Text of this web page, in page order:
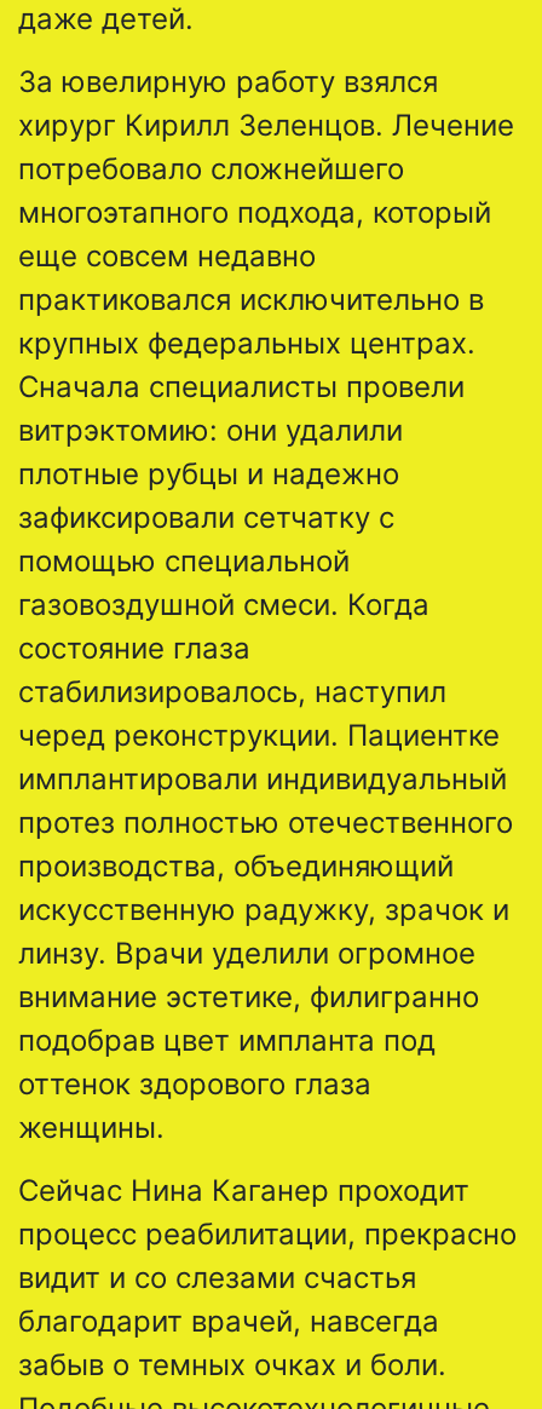
даже детей.
За ювелирную работу взялся
хирург Кирилл Зеленцов. Лечение
потребовало сложнейшего
многоэтапного подхода, который
еще совсем недавно
практиковался исключительно в
крупных федеральных центрах.
Сначала специалисты провели
витрэктомию: они удалили
плотные рубцы и надежно
зафиксировали сетчатку с
помощью специальной
газовоздушной смеси. Когда
состояние глаза
стабилизировалось, наступил
черед реконструкции. Пациентке
имплантировали индивидуальный
протез полностью отечественного
производства, объединяющий
искусственную радужку, зрачок и
линзу. Врачи уделили огромное
внимание эстетике, филигранно
подобрав цвет импланта под
оттенок здорового глаза
женщины.
Сейчас Нина Каганер проходит
процесс реабилитации, прекрасно
видит и со слезами счастья
благодарит врачей, навсегда
забыв о темных очках и боли.